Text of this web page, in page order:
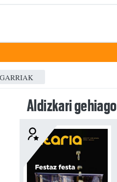
Aldizkari gehiago